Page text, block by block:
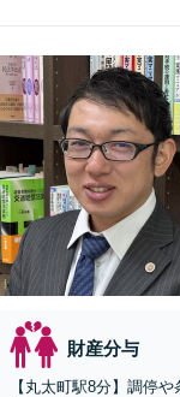
財産分与
【丸太町駅8分】調停